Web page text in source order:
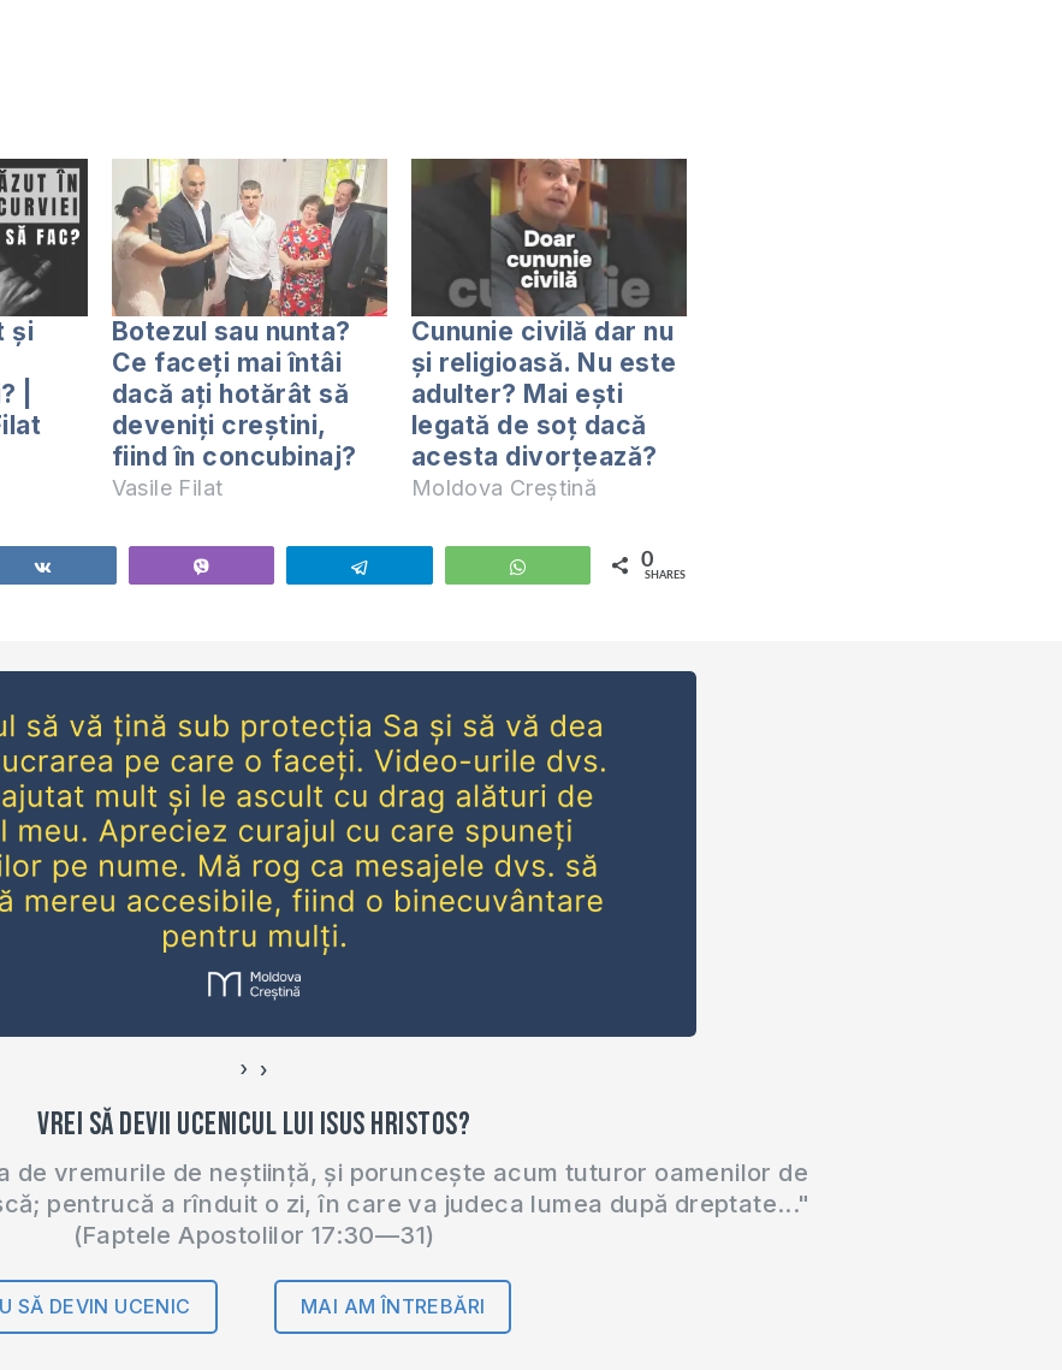
și
|
Botezul sau nunta?
Ce faceți mai întâi
dacă ați hotărât să
deveniți creștini,
fiind în concubinaj?
Vasile Filat
Cununie civilă dar nu
şi religioasă. Nu este
adulter? Mai ești
legată de soț dacă
acesta divorțează?
Moldova Creștină
WhatsApp 0
SHARES
‹ ›
Vrei să devii ucenicul lui Isus Hristos?
de vremurile de neștiință, și poruncește acum tuturor oamenilor de
pentrucă a rînduit o zi, în care va judeca lumea după dreptate..."
(Faptele Apostolilor 17:30—31)
SĂ DEVIN UCENIC MAI AM ÎNTREBĂRI